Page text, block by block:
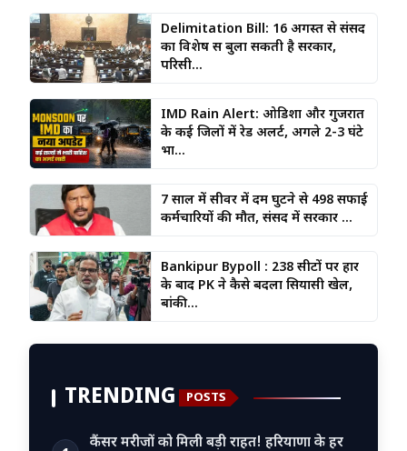
Delimitation Bill: 16 अगस्त से संसद
का विशेष सत्र बुला सकती है सरकार,
परिसी...
IMD Rain Alert: ओडिशा और गुजरात
के कई जिलों में रेड अलर्ट, अगले 2-3 घंटे
भा...
7 साल में सीवर में दम घुटने से 498 सफाई
कर्मचारियों की मौत, संसद में सरकार ...
Bankipur Bypoll : 238 सीटों पर हार
के बाद PK ने कैसे बदला सियासी खेल,
बांकी...
TRENDING POSTS
कैंसर मरीजों को मिली बड़ी राहत! हरियाणा के हर